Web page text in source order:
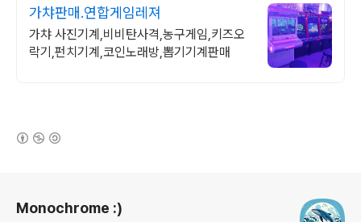
가챠판매.연합게임레져
가챠 사진기계,비비탄사격,농구게임,키즈오
락기,펀치기계,코인노래방,뽑기기계판매
Monochrome :)